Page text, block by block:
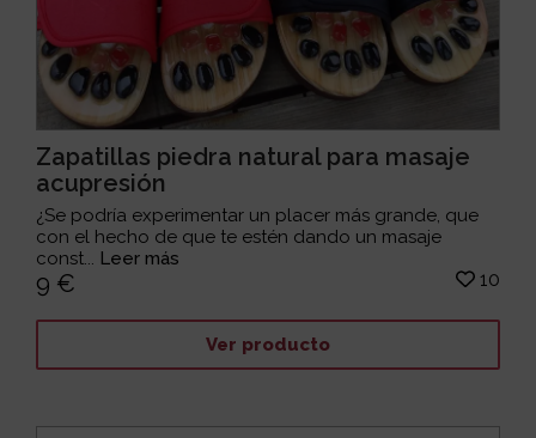
Zapatillas piedra natural para masaje
acupresión
¿Se podría experimentar un placer más grande, que
con el hecho de que te estén dando un masaje
const... Leer más
9 € 10
Ver producto